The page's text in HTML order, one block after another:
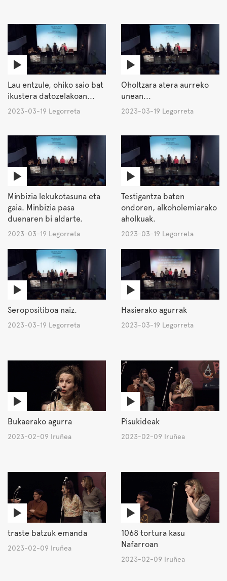
Lau entzule, ohiko saio bat
ikustera datozelakoan...
2023-03-19 Legorreta
Oholtzara atera aurreko
unean...
2023-03-19 Legorreta
Minbizia lekukotasuna eta
gaia. Minbizia pasa
duenaren bi aldarte.
2023-03-19 Legorreta
Testigantza baten
ondoren, alkoholemiarako
aholkuak.
2023-03-19 Legorreta
Seropositiboa naiz.
2023-03-19 Legorreta
Hasierako agurrak
2023-03-19 Legorreta
Bukaerako agurra
2023-02-09 Iruñea
Pisukideak
2023-02-09 Iruñea
traste batzuk emanda
2023-02-09 Iruñea
1068 tortura kasu
Nafarroan
2023-02-09 Iruñea